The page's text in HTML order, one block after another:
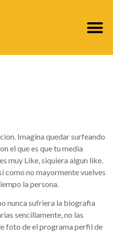
Imagina quedar surfeando
el que es que tu media
muy Like, siquiera algun like.
como no mayormente vuelves
la persona.
nunca sufriera la biografia
sencillamente, no las
foto de el programa perfil de